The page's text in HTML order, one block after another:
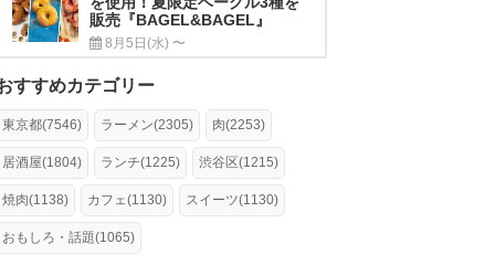
販売『BAGEL&BAGEL』
8月5日(水) 〜
すすめカテゴリー
東京都(7546) ラーメン(2305) 肉(2253)
居酒屋(1804) ランチ(1225) 渋谷区(1215)
焼肉(1138) カフェ(1130) スイーツ(1130)
おもしろ・話題(1065)